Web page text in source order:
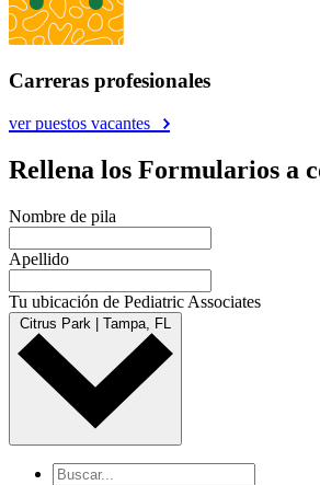
Carreras profesionales
ver puestos vacantes
Rellena los Formularios a
Nombre de pila
Apellido
Tu ubicación de Pediatric Associates
Citrus Park | Tampa, FL